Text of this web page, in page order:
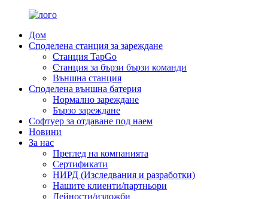
Дом
Споделена станция за зареждане
Станция TapGo
Станция за бързи бързи команди
Външна станция
Споделена външна батерия
Нормално зареждане
Бързо зареждане
Софтуер за отдаване под наем
Новини
За нас
Преглед на компанията
Сертификати
НИРД (Изследвания и разработки)
Нашите клиенти/партньори
Дейности/изложби